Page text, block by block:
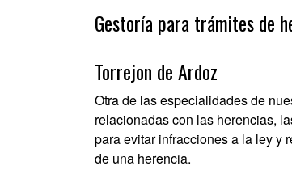
Gestoría para trámites de
Torrejon de Ardoz
Otra de las especialidades de
relacionadas con las herencias,
para evitar infracciones a la ley y
de una herencia.